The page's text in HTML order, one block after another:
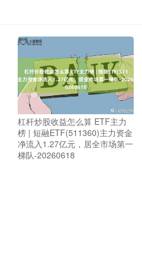
杠杆炒股收益怎么算 ETF主力
榜 | 短融ETF(511360)主力资金
净流入1.27亿元，居全市场第一
梯队-20260618